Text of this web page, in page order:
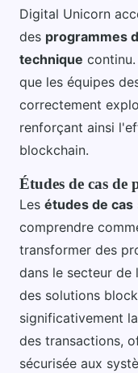
Digital Unicorn
des programmes
technique
que les équipes
correctement
renforçant ainsi
blockchain.
Études de cas de
Les études de cas
comprendre
transformer des
dans le secteur de
des solutions
significativement la
des transactions,
sécurisée aux